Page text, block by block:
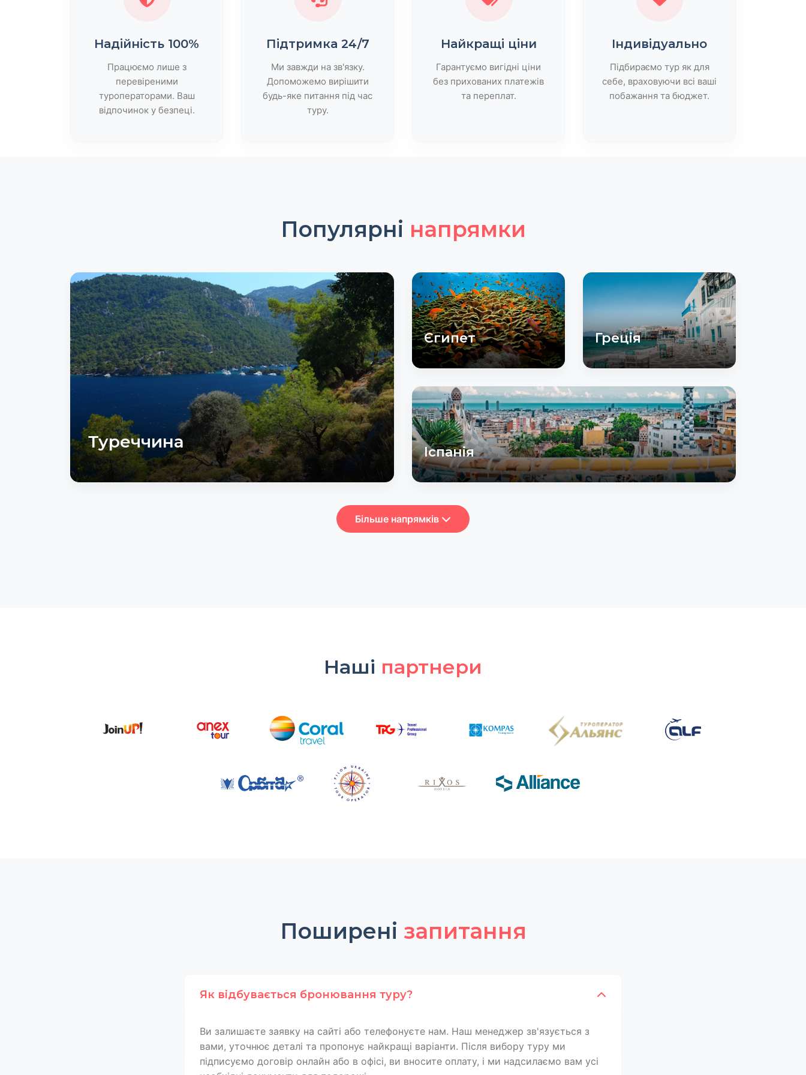
Надійність 100%
Працюємо лише з
перевіреними
туроператорами. Ваш
відпочинок у безпеці.
Підтримка 24/7
Ми завжди на зв'язку.
Допоможемо вирішити
будь-яке питання під час
туру.
Найкращі ціни
Гарантуємо вигідні ціни
без прихованих платежів
та переплат.
Індивідуально
Підбираємо тур як для
себе, враховуючи всі ваші
побажання та бюджет.
Популярні напрямки
Туреччина
Єгипет Греція
Іспанія
Більше напрямків
Наші партнери
Поширені запитання
Як відбувається бронювання туру?
Ви залишаєте заявку на сайті або телефонуєте нам. Наш менеджер зв'язується з
вами, уточнює деталі та пропонує найкращі варіанти. Після вибору туру ми
підписуємо договір онлайн або в офісі, ви вносите оплату, і ми надсилаємо вам усі